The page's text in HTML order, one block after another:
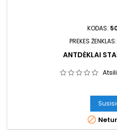
KODAS:
PREKĖS ŽENKLAS:
ANTDĖKLAI
